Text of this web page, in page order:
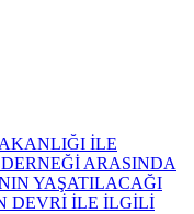
İLE
ARASINDA
YAŞATILACAĞI
DEVRİ İLE İLGİLİ